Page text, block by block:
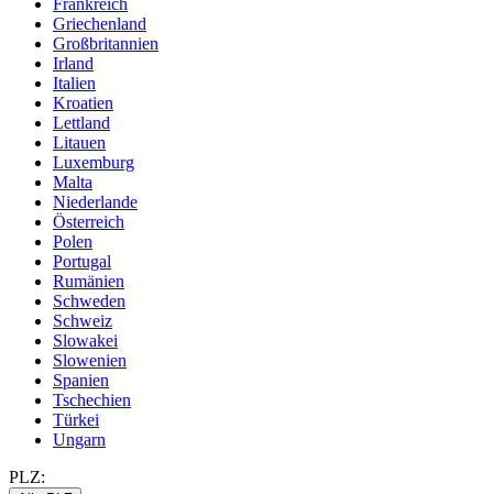
Frankreich
Griechenland
Großbritannien
Irland
Italien
Kroatien
Lettland
Litauen
Luxemburg
Malta
Niederlande
Österreich
Polen
Portugal
Rumänien
Schweden
Schweiz
Slowakei
Slowenien
Spanien
Tschechien
Türkei
Ungarn
PLZ: